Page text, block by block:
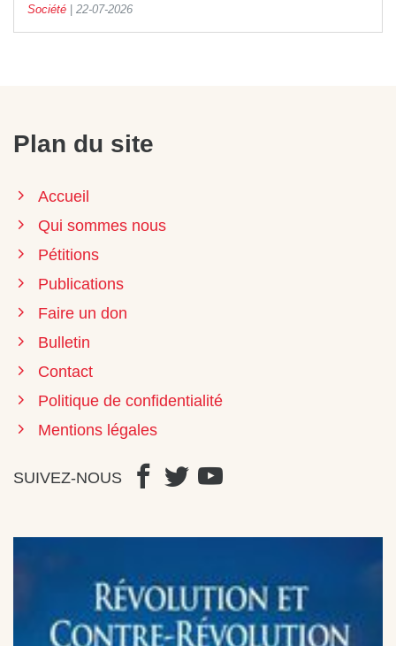
Société 22-07-2026
Plan du site
Accueil
Qui sommes nous
Pétitions
Publications
Faire un don
Bulletin
Contact
Politique de confidentialité
Mentions légales
SUIVEZ-NOUS